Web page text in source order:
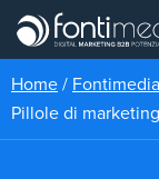
Home /
Pillole di